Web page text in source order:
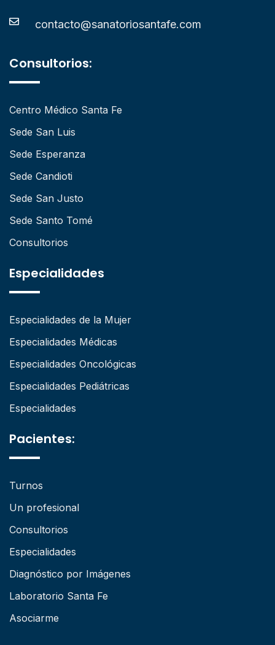
contacto@sanatoriosantafe.com
Consultorios:
Centro Médico Santa Fe
Sede San Luis
Sede Esperanza
Sede Candioti
Sede San Justo
Sede Santo Tomé
Consultorios
Especialidades
Especialidades de la Mujer
Especialidades Médicas
Especialidades Oncológicas
Especialidades Pediátricas
Especialidades
Pacientes:
Turnos
Un profesional
Consultorios
Especialidades
Diagnóstico por Imágenes
Laboratorio Santa Fe
Asociarme